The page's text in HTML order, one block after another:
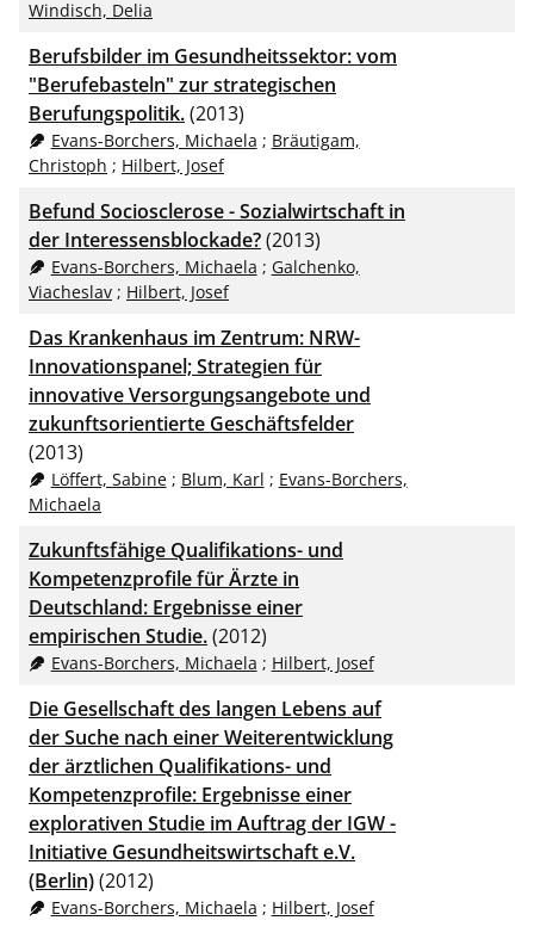
Windisch, Delia
Berufsbilder im Gesundheitssektor: vom
"Berufebasteln" zur strategischen
Berufungspolitik.(2013)
Evans-Borchers, Michaela ; Bräutigam,
Christoph ; Hilbert, Josef
Befund Sociosclerose - Sozialwirtschaft in
der Interessensblockade?(2013)
Evans-Borchers, Michaela ; Galchenko,
Viacheslav ; Hilbert, Josef
Das Krankenhaus im Zentrum: NRW-
Innovationspanel; Strategien für
innovative Versorgungsangebote und
zukunftsorientierte Geschäftsfelder
(2013)
Löffert, Sabine; Blum, Karl ; Evans-Borchers,
Michaela
Zukunftsfähige Qualifikations- und
Kompetenzprofile für Ärzte in
Deutschland: Ergebnisse einer
empirischen Studie.(2012)
Evans-Borchers, Michaela ; Hilbert, Josef
Die Gesellschaft des langen Lebens auf
der Suche nach einer Weiterentwicklung
der ärztlichen Qualifikations- und
Kompetenzprofile: Ergebnisse einer
explorativen Studie im Auftrag der IGW -
Initiative Gesundheitswirtschaft e.V.
(Berlin)(2012)
Evans-Borchers, Michaela ; Hilbert, Josef